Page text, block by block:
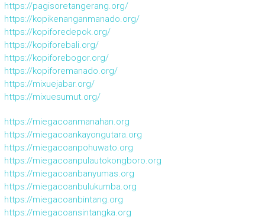
https://pagisoretangerang.org/
https://kopikenanganmanado.org/
https://kopiforedepok.org/
https://kopiforebali.org/
https://kopiforebogor.org/
https://kopiforemanado.org/
https://mixuejabar.org/
https://mixuesumut.org/
https://miegacoanmanahan.org
https://miegacoankayongutara.org
https://miegacoanpohuwato.org
https://miegacoanpulautokongboro.org
https://miegacoanbanyumas.org
https://miegacoanbulukumba.org
https://miegacoanbintang.org
https://miegacoansintangka.org